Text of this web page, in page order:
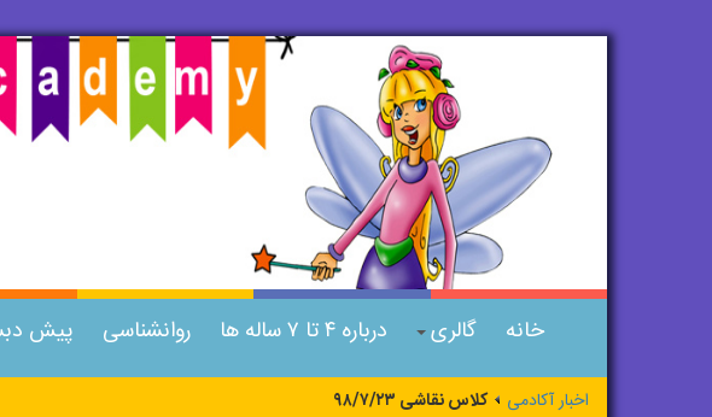
خانه گالری درباره ۴ تا ۷ ساله ها روانشناسی پیش
اخبار آکادمی کلاس نقاشی ۹۸/۷/۲۳